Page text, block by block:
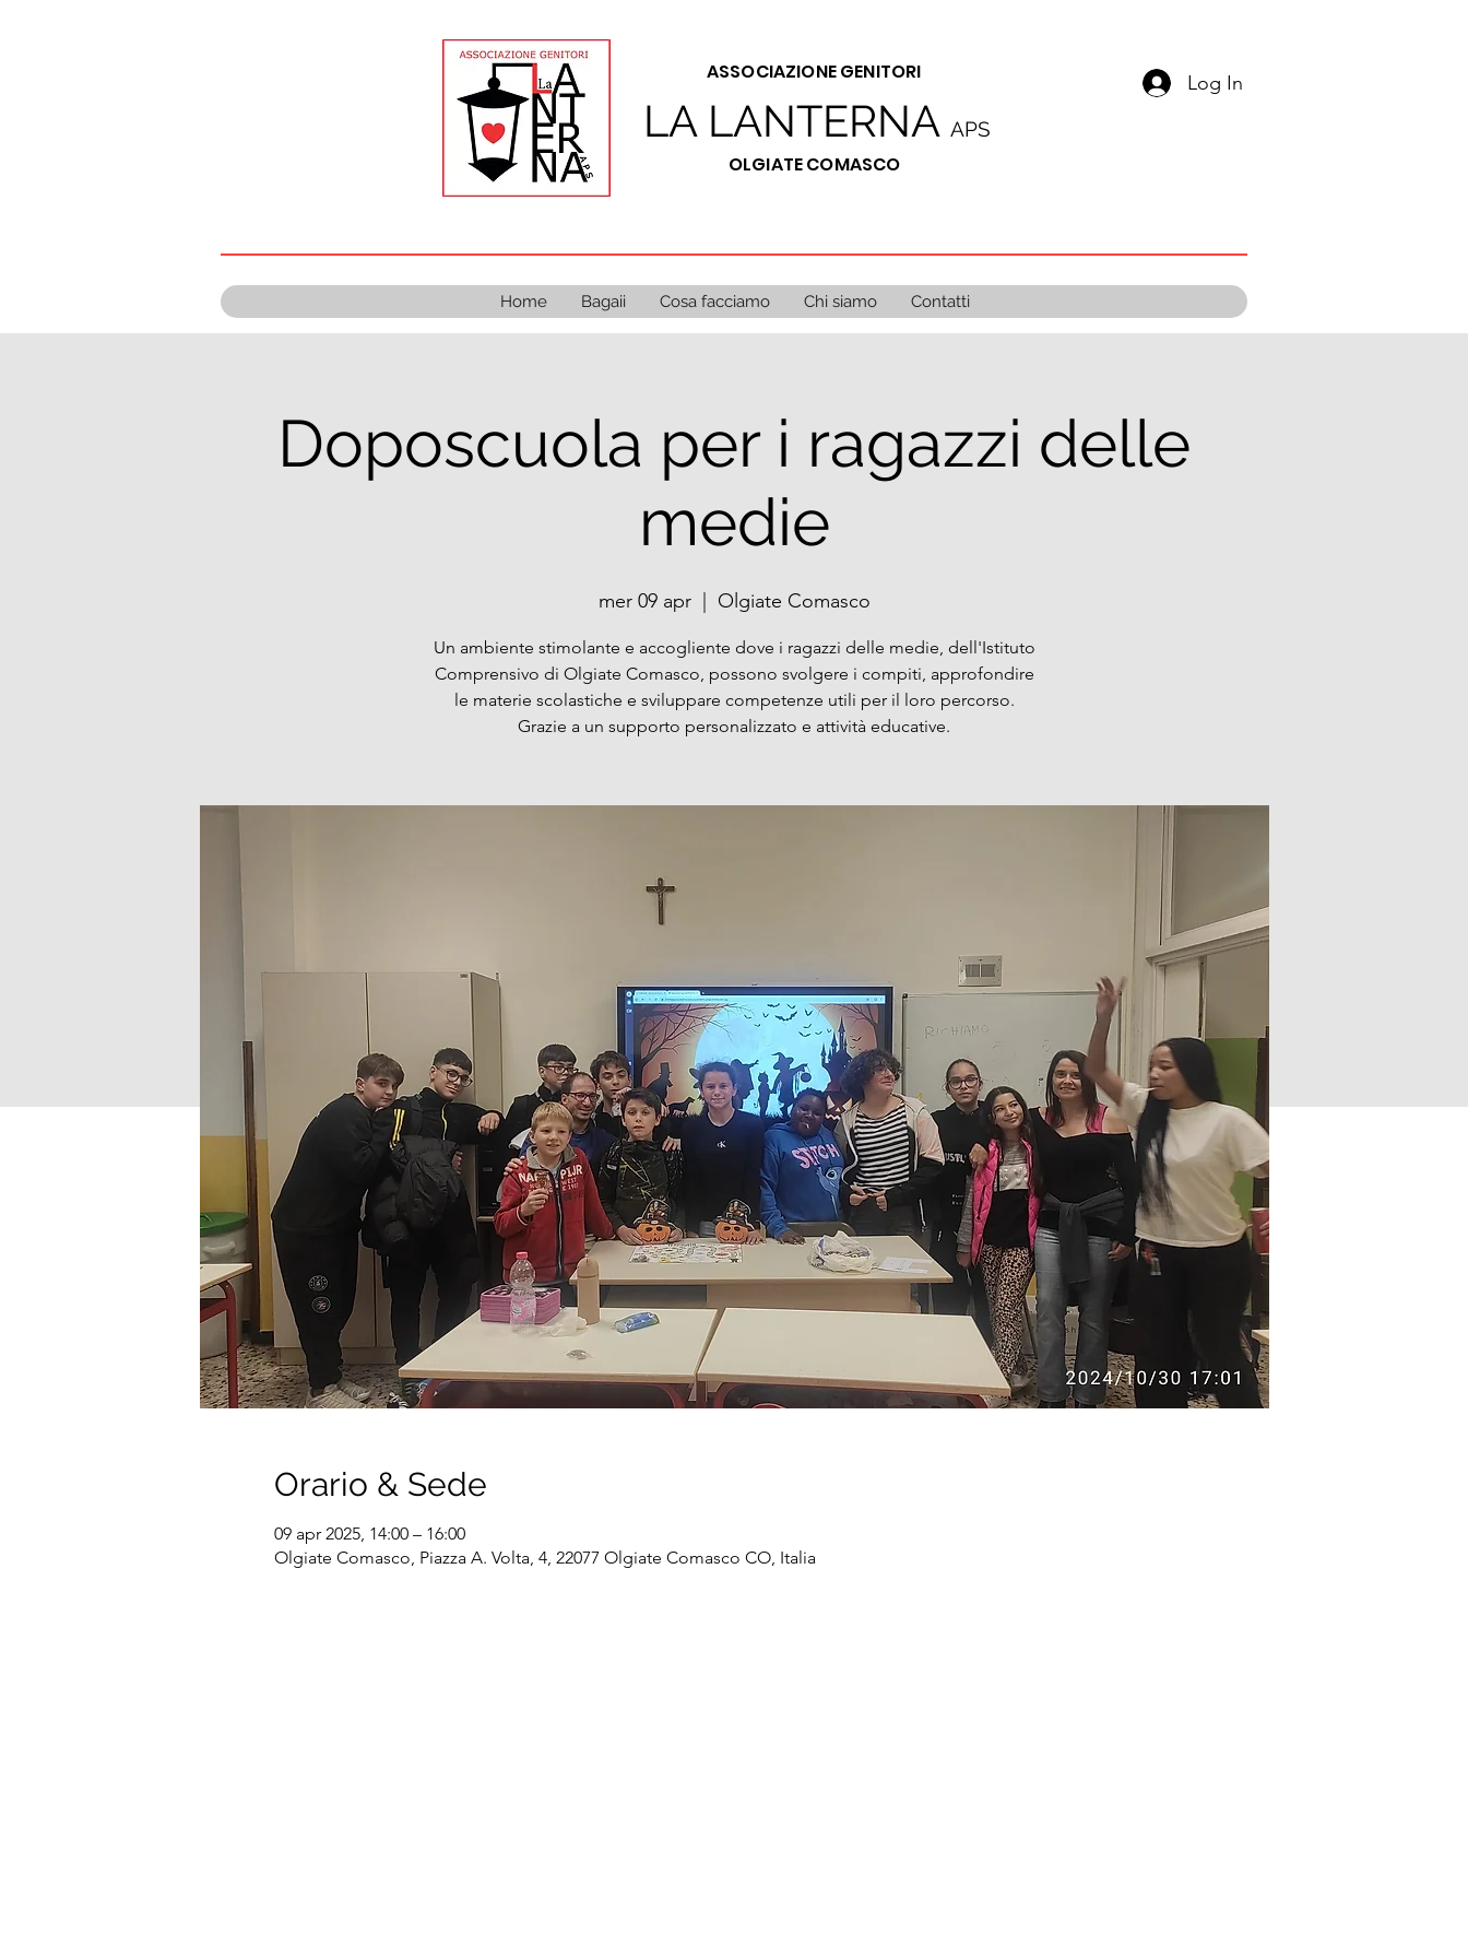
ASSOCIAZIONE GENITORI
LA LANTERNA APS
OLGIATE COMASCO
Log In
Home Bagaii Cosa facciamo Chi siamo Contatti
Doposcuola per i ragazzi delle
medie
mer 09 apr
  |
Olgiate Comasco
Un ambiente stimolante e accogliente dove i ragazzi delle medie, dell'Istituto
Comprensivo di Olgiate Comasco, possono svolgere i compiti, approfondire
le materie scolastiche e sviluppare competenze utili per il loro percorso.
Grazie a un supporto personalizzato e attività educative.
Orario & Sede
09 apr 2025, 14:00 – 16:00
Olgiate Comasco, Piazza A. Volta, 4, 22077 Olgiate Comasco CO, Italia